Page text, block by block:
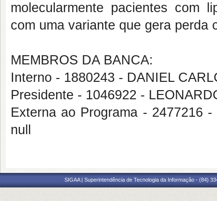
molecularmente pacientes com
com uma variante que gera perda
MEMBROS DA BANCA:
Interno - 1880243 - DANIEL
Presidente - 1046922 -
Externa ao Programa - 2477216
null
SIGAA | Superintendência de Tecnologia da Informação - (84)